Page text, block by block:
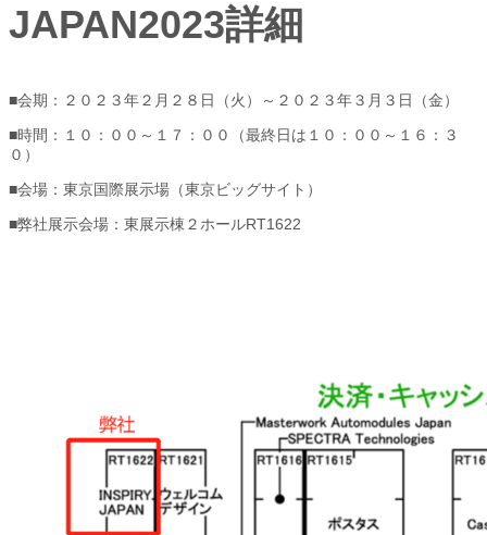
JAPAN2023詳細
■会期：２０２３年２月２８日（火）～２０２３年３月３日（金）
■時間：１０：００～１７：００（最終日は１０：００～１６：３
０）
■会場：東京国際展示場（東京ビッグサイト）
■弊社展示会場：東展示棟２ホールRT1622